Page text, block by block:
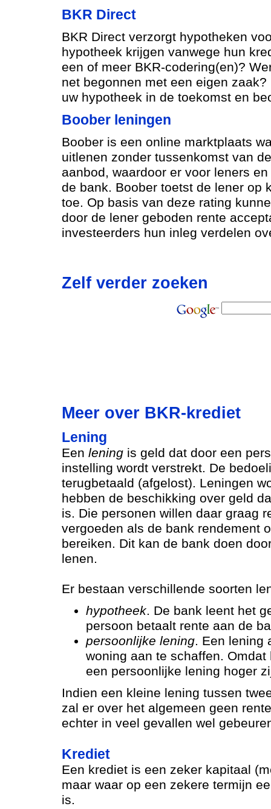
BKR Direct
BKR Direct verzorgt hypotheken
hypotheek krijgen vanwege hun
een of meer BKR-codering(en)?
net begonnen met een eigen
uw hypotheek in de toekomst en
Boober leningen
Boober is een online marktplaats
uitlenen zonder tussenkomst van
aanbod, waardoor er voor leners
de bank. Boober toetst de lener op
toe. Op basis van deze rating
door de lener geboden rente
investeerders hun inleg verdelen
Zelf verder zoeken
Meer over BKR-krediet
Lening
Een lening is geld dat door een
instelling wordt verstrekt. De
terugbetaald (afgelost). Leningen
hebben de beschikking over geld
is. Die personen willen daar graag
vergoeden als de bank rendement
bereiken. Dit kan de bank doen
lenen.
Er bestaan verschillende soorten
hypotheek. De bank leent het
persoon betaalt rente aan de
persoonlijke lening. Een lening
woning aan te schaffen.
een persoonlijke lening hoger
Indien een kleine lening tussen
zal er over het algemeen geen
echter in veel gevallen wel
Krediet
Een krediet is een zeker kapitaal
maar waar op een zekere termijn
is.